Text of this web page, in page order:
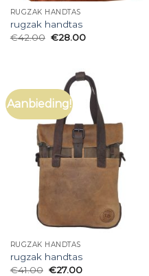
RUGZAK HANDTAS
rugzak handtas
€42.00 €28.00
Aanbieding!
RUGZAK HANDTAS
rugzak handtas
€41.00 €27.00